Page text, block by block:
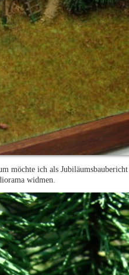
möchte ich als
widmen.